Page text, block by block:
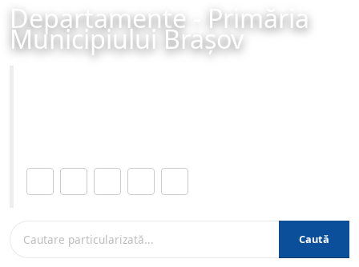
Departamente - Primăria
Municipiului Brașov
Caută